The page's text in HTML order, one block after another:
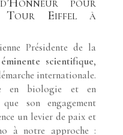
Tour Eiffel à
Présidente de la
éminente scientifique,
internationale.
en biologie et en
son engagement
un levier de paix et
à notre approche :